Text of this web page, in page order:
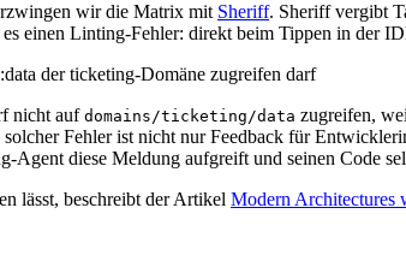
wir die Matrix mit Sheriff. Sheriff vergibt
einen Linting-Fehler: direkt beim Tippen in der
nicht aufdomains/ticketing/data zugreifen,
Fehler ist nicht nur Feedback für
Agent diese Meldung aufgreift und seinen Code
lässt, beschreibt der Artikel Modern Architectures